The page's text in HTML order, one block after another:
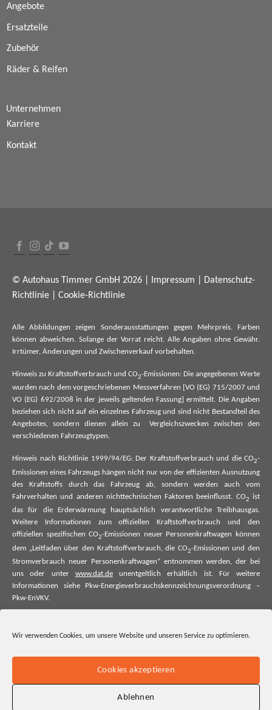
Wir verwenden Cookies, um unsere Website und unseren Service zu optimieren.
Cookies akzeptieren
Ablehnen
Angebote
Ersatzteile
Zubehör
Räder & Reifen
Unternehmen
Karriere
Kontakt
© Autohaus Timmer GmbH 2026 | Impressum
Datenschutz-
Richtlinie
Cookie-Richtlinie
Alle Abbildungen zeigen Sonderausstattungen gegen Mehrpreis. Farben
können abweichen. Solange der Vorrat reicht. Alle Angaben ohne Gewähr.
Irrtümer, Änderungen und Zwischenverkauf vorbehalten.
Hinweis zu Kraftstoffverbrauch und CO2-Emissionen: Die angegebenen Werte
wurden nach dem vorgeschriebenen Messverfahren [VO (EG) 715/2007 und
VO (EG) 692/2008 in der jeweils geltenden Fassung] ermittelt. Die Angaben
beziehen sich nicht auf ein einzelnes Fahrzeug und sind nicht Bestandteil des
Angebotes, sondern dienen allein zu Vergleichszwecken zwischen den
verschiedenen Fahrzeugtypen.
Hinweis nach Richtlinie 1999/94/EG: Der Kraftstoffverbrauch und die CO2-
Emissionen eines Fahrzeugs hängen nicht nur von der effizienten Ausnutzung
des Kraftstoffs durch das Fahrzeug ab, sondern werden auch vom
Fahrverhalten und anderen nichttechnischen Faktoren beeinflusst. CO2 ist
das für die Erderwärmung hauptsächlich verantwortliche Treibhausgas.
Weitere Informationen zum offiziellen Kraftstoffverbrauch und den
offiziellen spezifischen CO2-Emissionen neuer Personenkraftwagen können
dem „Leitfaden über den Kraftstoffverbrauch, die CO2-Emissionen und den
Stromverbrauch neuer Personenkraftwagen“ entnommen werden, der bei
uns oder unter www.dat.deunentgeltlich erhältlich ist. Für weitere
Informationen siehe Pkw-Energieverbrauchskennzeichnungsverordnung –
Pkw-EnVKV.
offiziellen spezifischen CO₂-Emissionen und ggf. zum Stromverbrauch neuer
offiziellen spezifischen CO₂-Emissionen und den offiziellen Stromverbrauch
neuer Pkw entnommen werden. Dieser ist an allen Verkaufsstellen und bei
der Deutschen Automobil Treuhand GmbH unentgeltlich erhältlich, sowie